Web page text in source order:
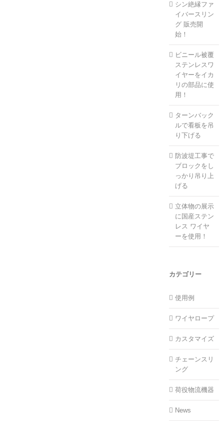
シン絶縁ファ
イバースリン
グ 販売開
始！
ビニール被覆
ステンレスワ
イヤーをイカ
リの部品に使
用！
ターンバック
ルで看板を吊
り下げる
防波堤工事で
ブロックをし
っかり吊り上
げる
立体物の展示
に国産ステン
レス ワイヤ
ーを使用！
カテゴリー
使用例
ワイヤロープ
カスタマイズ
チェーンスリ
ング
荷役物流機器
News